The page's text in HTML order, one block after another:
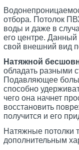
отбора. Потолок
воды и даже в
его центре. Данный
свой внешний вид
Натяжной
обладать разными
Подавляющее
способно
чего она начнет
восстановить
получится и его
Натяжные потолки
дополнительным